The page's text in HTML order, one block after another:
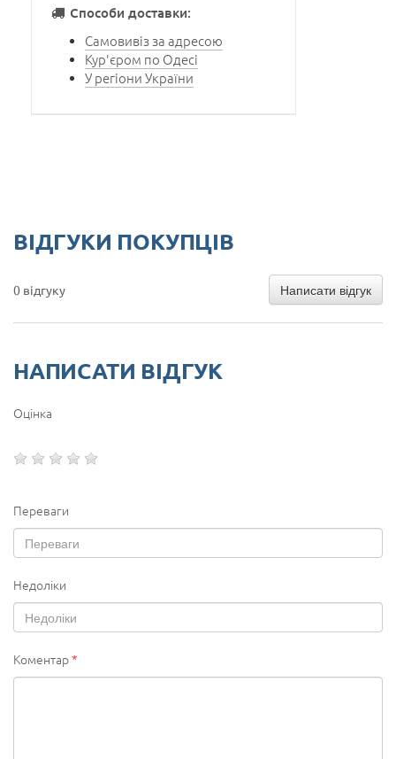
Способи доставки:
Самовивіз за адресою
Кур'єром по Одесі
У регіони України
ВІДГУКИ ПОКУПЦІВ
0 відгуку Написати відгук
НАПИСАТИ ВІДГУК
Оцінка
Переваги
Недоліки
Коментар*